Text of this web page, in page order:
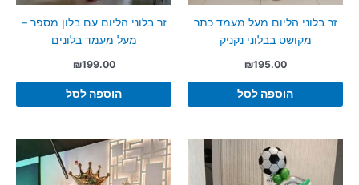
זר בלוני הליום מעל מעמד כתר
מקושט בבלוני נקניק
₪195.00
הוספה לסל
זר בלוני הליום עם בלון מספר –
מעל מעמד בלונים
₪199.00
הוספה לסל